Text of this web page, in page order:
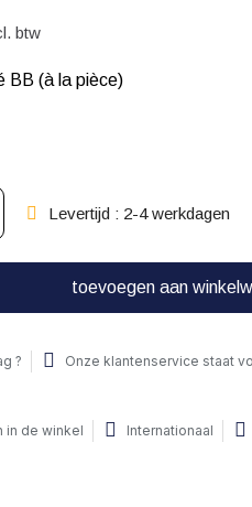
btw
BB (à la pièce)
Levertijd : 2-4 werkdagen
toevoegen aan
? Onze klantenservice staat
in de winkel Internationaal